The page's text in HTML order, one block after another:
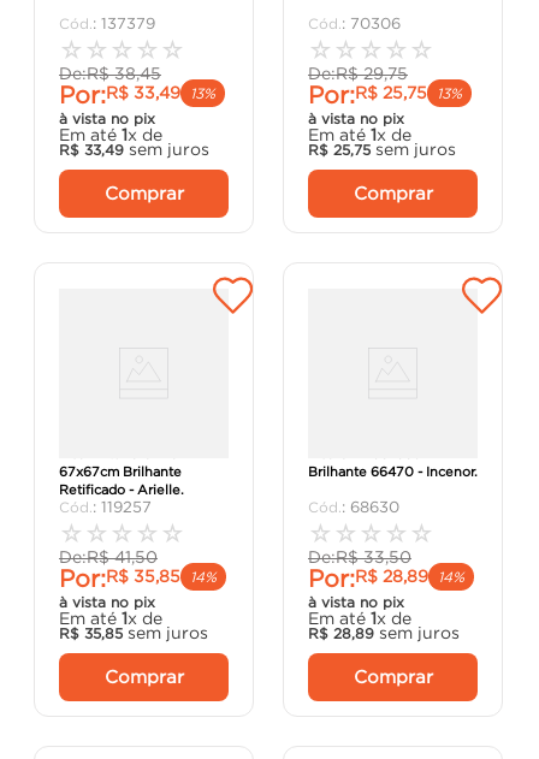
: 137379
☆ ☆ ☆ ☆ ☆
De:R$ 38,45
Por:R$ 33,49
13%
à vista no pix
Em até 1x de
R$ 33,49 sem juros
Comprar
: 70306
☆ ☆ ☆ ☆ ☆
De:R$ 29,75
Por:R$ 25,75
13%
à vista no pix
Em até 1x de
R$ 25,75 sem juros
Comprar
67x67cm Brilhante
Retificado - Arielle.
: 119257
☆ ☆ ☆ ☆ ☆
De:R$ 41,50
Por:R$ 35,85
14%
à vista no pix
Em até 1x de
R$ 35,85 sem juros
Comprar
Brilhante 66470 - Incenor.
: 68630
☆ ☆ ☆ ☆ ☆
De:R$ 33,50
Por:R$ 28,89
14%
à vista no pix
Em até 1x de
R$ 28,89 sem juros
Comprar